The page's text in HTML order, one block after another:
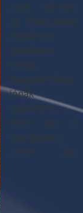
utca 43-ban,
az Ének-Zenei
Általános
Iskolában
tanult,
magatartásból
jónak
számított.
Nem így a
szorgalom:
„Amit úgy